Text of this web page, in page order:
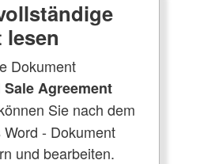
lesen
Dokument
Agreement
Sie nach dem
- Dokument
und bearbeiten.